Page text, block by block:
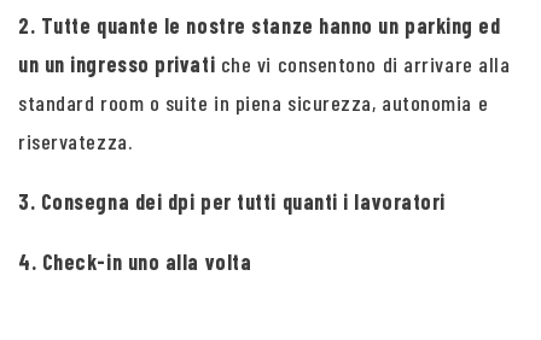
2. Tutte quante le nostre stanze hanno un parking ed
un un ingresso privati che vi consentono di arrivare alla
standard room o suite in piena sicurezza, autonomia e
riservatezza.
3. Consegna dei dpi per tutti quanti i lavoratori
4. Check-in uno alla volta